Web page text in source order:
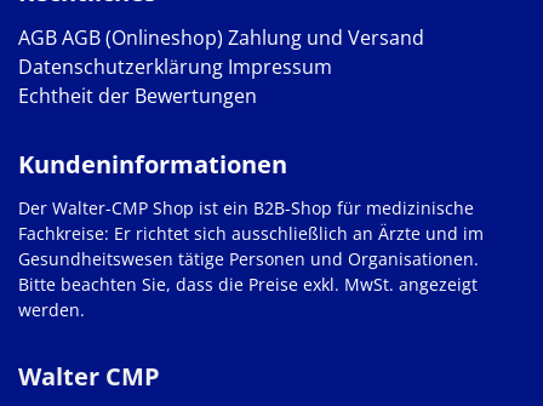
AGBAGB (Onlineshop) Zahlung und Versand
Datenschutzerklärung Impressum
Echtheit der Bewertungen
Walter CMP
Kundeninformationen
Der Walter-CMP Shop ist ein B2B-Shop für medizinische
Fachkreise: Er richtet sich ausschließlich an Ärzte und im
Gesundheitswesen tätige Personen und Organisationen.
Bitte beachten Sie, dass die Preise exkl. MwSt. angezeigt
werden.